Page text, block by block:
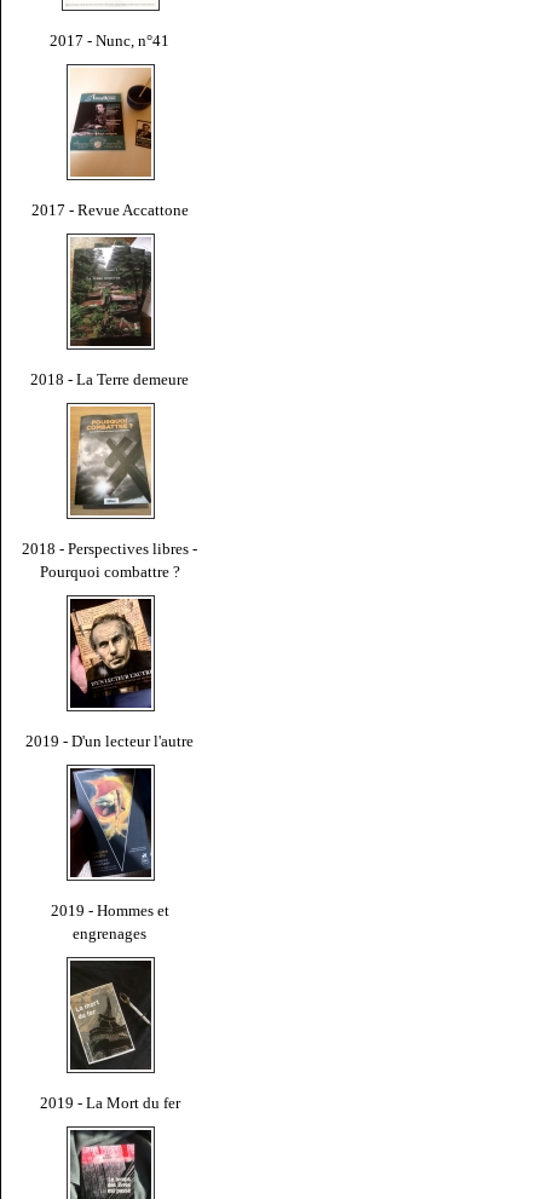
2017 - Nunc, n°41
2017 - Revue Accattone
2018 - La Terre demeure
2018 - Perspectives libres -
Pourquoi combattre ?
2019 - D'un lecteur l'autre
2019 - Hommes et
engrenages
2019 - La Mort du fer